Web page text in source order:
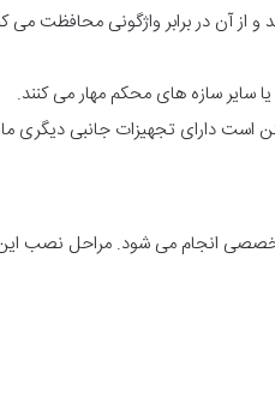
از آن در برابر واژگونی محافظت می
سایر سازه های محکم مهار می کنند.
دارای تجهیزات جانبی دیگری
انجام می شود. مراحل نصب